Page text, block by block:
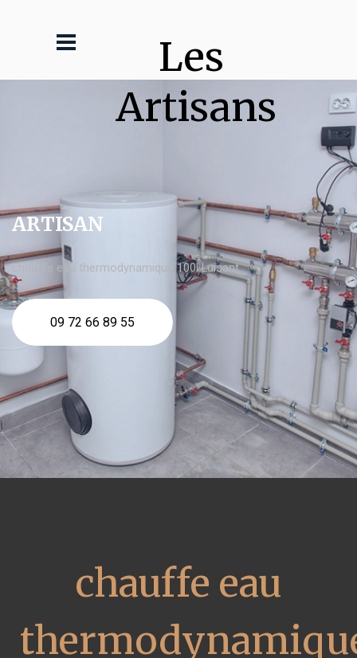
Les
Artisans
ARTISAN
chauffe eau thermodynamique 100l Luisant
09 72 66 89 55
chauffe eau